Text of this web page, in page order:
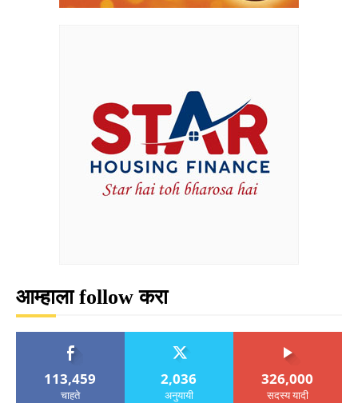
आम्हाला follow करा
113,459
चाहते
2,036
अनुयायी
326,000
सदस्य यादी